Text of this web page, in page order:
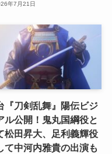
年7月21日
『刀剣乱舞』陽伝ビジ
ル公開！鬼丸国綱役と
松田昇大、足利義輝役
て中河内雅貴の出演も